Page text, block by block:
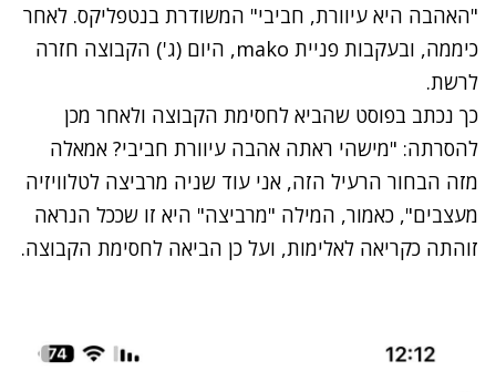
"האהבה היא עיוורת, חביבי" המשודרת בנטפליקס. לאחר
כיממה, ובעקבות פניית mako, היום (ג')
הקבוצה חזרה
לרשת.
כך נכתב בפוסט שהביא לחסימת הקבוצה ולאחר מכן
להסרתה: "מישהי ראתה אהבה עיוורת חביבי? אמאלה
מזה הבחור הרעיל הזה, אני עוד שניה מרביצה לטלוויזיה
מעצבים", כאמור, המילה "מרביצה" היא זו שככל הנראה
זוהתה כקריאה לאלימות, ועל כן הביאה לחסימת הקבוצה.